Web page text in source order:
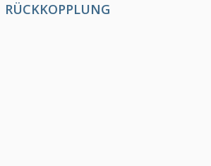
RÜCKKOPPLUNG